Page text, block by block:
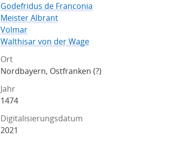
Godefridus de Franconia
Meister Albrant
Volmar
Walthisar von der Wage
Ort
Nordbayern, Ostfranken (?)
Jahr
1474
Digitalisierungsdatum
2021